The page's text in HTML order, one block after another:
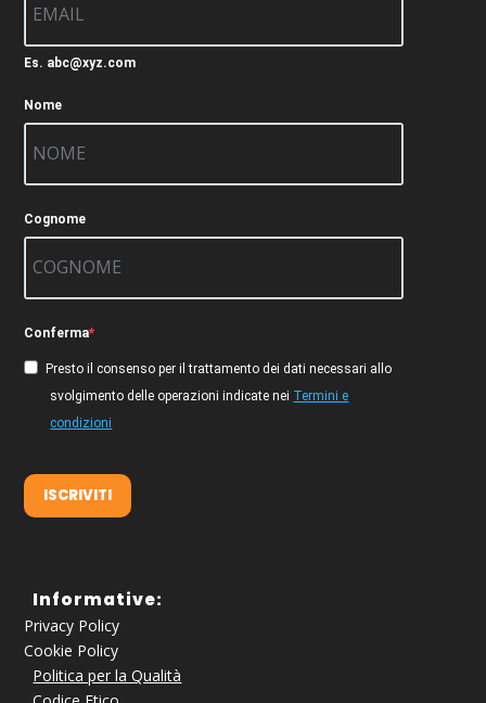
Es. abc@xyz.com
Nome
Cognome
Conferma
Presto il consenso per il trattamento dei dati necessari allo
svolgimento delle operazioni indicate nei Termini e
condizioni
ISCRIVITI
Informative:
Privacy Policy
Cookie Policy
Politica per la Qualità